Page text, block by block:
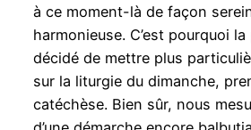
à ce moment-là de façon
harmonieuse. C’est pourquoi
décidé de mettre plus
sur la liturgie du dimanche,
catéchèse. Bien sûr, nous